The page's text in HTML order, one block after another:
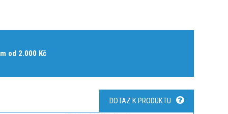
od 2.000 Kč
DOTAZ K PRODUKTU